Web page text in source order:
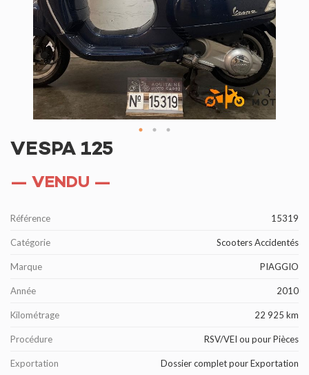
VESPA 125
— VENDU —
Référence 15319
Catégorie Scooters Accidentés
Marque PIAGGIO
Année 2010
Kilométrage 22 925 km
Procédure RSV/VEI ou pour Pièces
Exportation Dossier complet pour Exportation